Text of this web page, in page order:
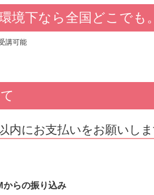
環境下なら全国どこでも
講可能
内にお支払いをお願いし
らの振り込み